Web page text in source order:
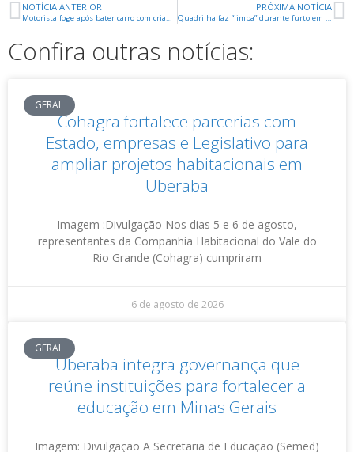
NOTÍCIA ANTERIOR
Motorista foge após bater carro com criança dentro em Uberaba
PRÓXIMA NOTÍCIA
Quadrilha faz “limpa” durante furto em loja e suspeito é baleado e preso
Confira outras notícias:
GERAL
Cohagra fortalece parcerias com
Estado, empresas e Legislativo para
ampliar projetos habitacionais em
Uberaba
Imagem :Divulgação Nos dias 5 e 6 de agosto,
representantes da Companhia Habitacional do Vale do
Rio Grande (Cohagra) cumpriram
6 de agosto de 2026
GERAL
Uberaba integra governança que
reúne instituições para fortalecer a
educação em Minas Gerais
Imagem: Divulgação A Secretaria de Educação (Semed)